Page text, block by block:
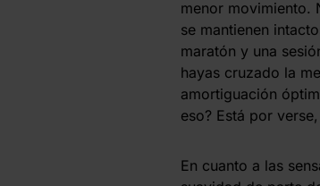
menor movimiento.
se mantienen
maratón y una
hayas cruzado la
amortiguación
eso? Está por
En cuanto a las